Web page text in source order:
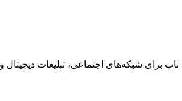
برای شبکه‌های اجتماعی، تبلیغات دیجیتال